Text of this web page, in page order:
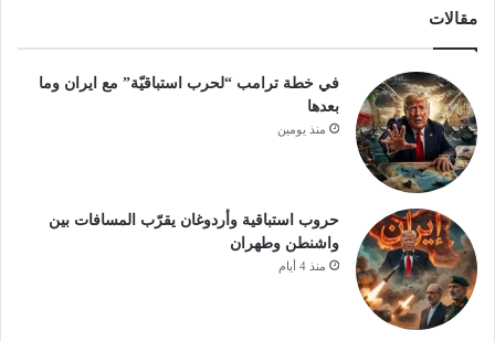
مقالات
في خطة ترامب “لحرب استباقيّة” مع ايران وما
بعدها
منذ يومين
حروب استباقية وأردوغان يقرّب المسافات بين
واشنطن وطهران
منذ 4 أيام